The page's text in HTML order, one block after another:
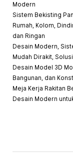
Modern
Sistem Bekisting
Rumah, Kolom,
dan Ringan
Desain Modern,
Mudah Dirakit,
Desain Model 3D
Bangunan, dan
Meja Kerja Rakitan
Desain Modern